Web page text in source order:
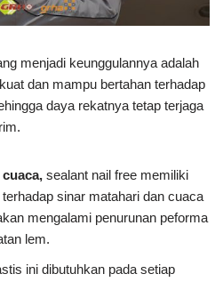
menjadi keunggulannya adalah
dan mampu bertahan terhadap
daya rekatnya tetap terjaga
sealant nail free memiliki
sinar matahari dan cuaca
mengalami penurunan peforma
lem.
ini dibutuhkan pada setiap